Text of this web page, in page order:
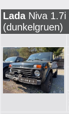
LadaNiva 1.7i
(dunkelgruen)